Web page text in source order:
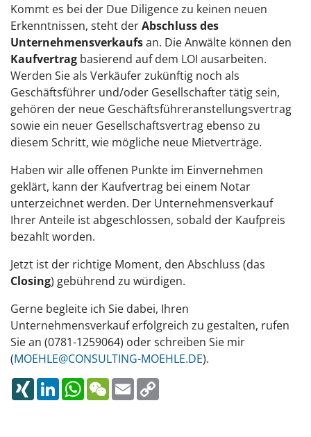
Kommt es bei der Due Diligence zu keinen neuen
Erkenntnissen, steht derAbschluss des
Unternehmensverkaufsan. Die Anwälte können den
Kaufvertrag basierend auf dem LOI ausarbeiten.
Werden Sie als Verkäufer zukünftig noch als
Geschäftsführer und/oder Gesellschafter tätig sein,
gehören der neue Geschäftsführeranstellungsvertrag
sowie ein neuer Gesellschaftsvertrag ebenso zu
diesem Schritt, wie mögliche neue Mietverträge.
Haben wir alle offenen Punkte im Einvernehmen
geklärt, kann der Kaufvertrag bei einem Notar
unterzeichnet werden. Der Unternehmensverkauf
Ihrer Anteile ist abgeschlossen, sobald der Kaufpreis
bezahlt worden.
Jetzt ist der richtige Moment, den Abschluss (das
Closing) gebührend zu würdigen.
Gerne begleite ich Sie dabei, Ihren
Unternehmensverkauf erfolgreich zu gestalten, rufen
Sie an (0781-1259064) oder schreiben Sie mir
(MOEHLE@CONSULTING-MOEHLE.DE).
XINGLINKEDINWHATSAPP
WECHAT
EMAIL